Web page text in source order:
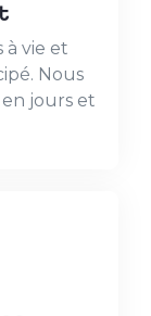
à vie et
Nous
jours et